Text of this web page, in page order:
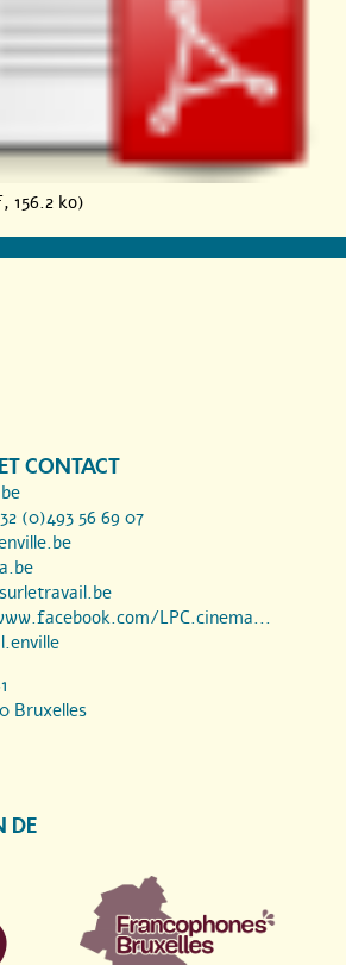
156.2 ko)
CONTACT
(0)493 56 69 07
LPC.cinema...
Bruxelles
DE